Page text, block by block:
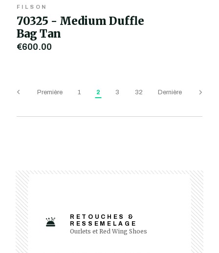
FILSON
70325 - Medium Duffle
Bag Tan
€600,00
Première 1 2 3 32 Dernière
RETOUCHES &
RESSEMELAGE
Ourlets et Red Wing Shoes